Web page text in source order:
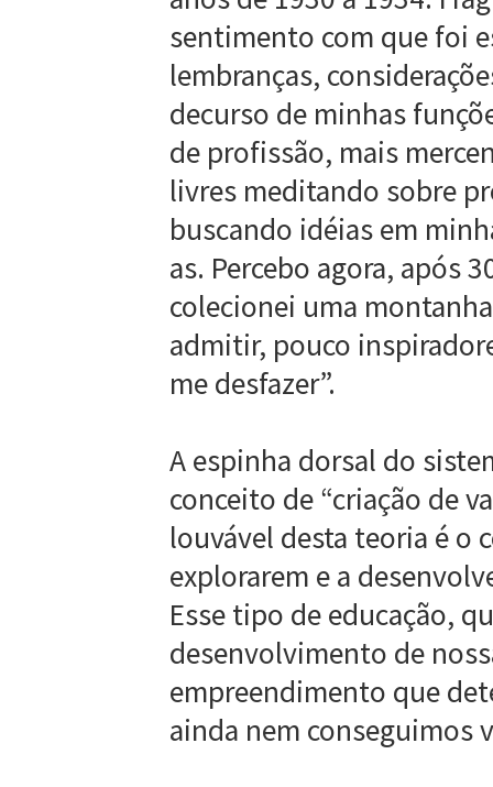
sentimento com que foi
lembranças,
decurso de minhas
de profissão, mais
livres meditando sobre
buscando idéias em
as. Percebo agora, após
colecionei uma
admitir, pouco
me desfazer”.
A espinha dorsal do
conceito de “criação de
louvável desta teoria é o
explorarem e a
Esse tipo de educação,
desenvolvimento de
empreendimento que
ainda nem conseguimos